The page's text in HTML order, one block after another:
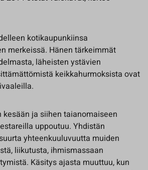
kotikaupunkiinsa
merkeissä. Hänen tärkeimmät
läheisten ystävien
keikkahurmoksista ovat
ja siihen taianomaiseen
uppoutuu. Yhdistän
yhteenkuuluvuutta muiden
liikutusta, ihmismassaan
Käsitys ajasta muuttuu, kun